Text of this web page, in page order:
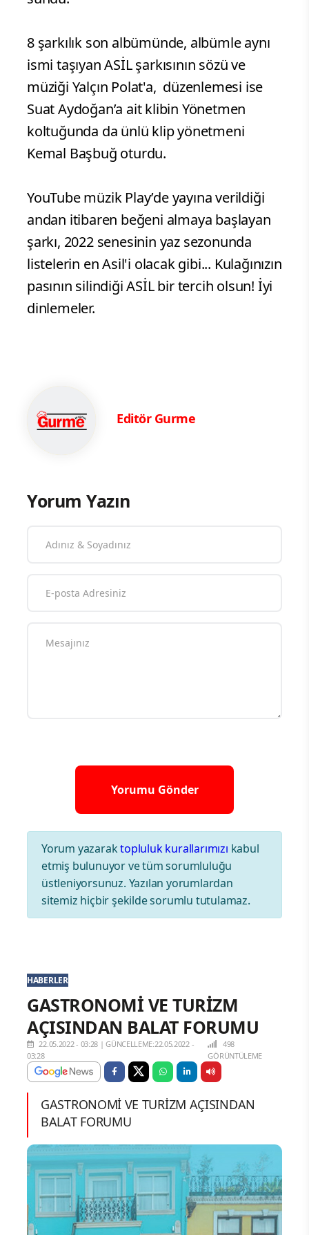
8 şarkılık son albümünde, albümle aynı
ismi taşıyan ASİL şarkısının sözü ve
müziği Yalçın Polat'a, düzenlemesi ise
Suat Aydoğan’a ait klibin Yönetmen
koltuğunda da ünlü klip yönetmeni
Kemal Başbuğ oturdu.
YouTube müzik Play’de yayına verildiği
andan itibaren beğeni almaya başlayan
şarkı, 2022 senesinin yaz sezonunda
listelerin en Asil'i olacak gibi... Kulağınızın
pasının silindiği ASİL bir tercih olsun! İyi
dinlemeler.
Editör Gurme
Yorum Yazın
Yorum yazaraktopluluk kurallarımızı kabul
etmiş bulunuyor ve tüm sorumluluğu
üstleniyorsunuz. Yazılan yorumlardan
sitemiz hiçbir şekilde sorumlu tutulamaz.
HABERLER
GASTRONOMİ VE TURİZM
AÇISINDAN BALAT FORUMU
22.05.2022 - 03:28 |GÜNCELLEME:22.05.2022 -
03:28
498
GÖRÜNTÜLEME
GASTRONOMİ VE TURİZM AÇISINDAN
BALAT FORUMU